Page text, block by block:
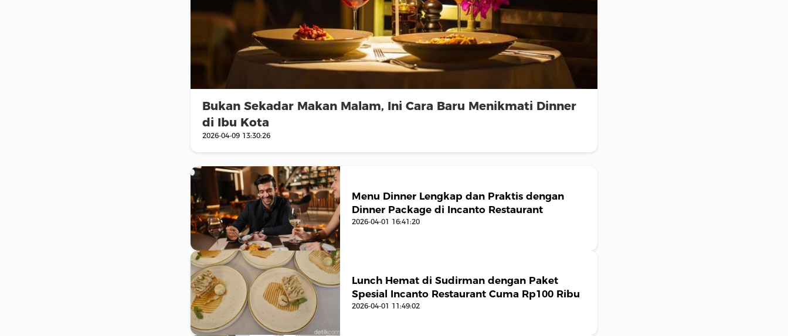
Bukan Sekadar Makan Malam, Ini Cara Baru Menikmati Dinner
di Ibu Kota
2026-04-09 13:30:26
Menu Dinner Lengkap dan Praktis dengan
Dinner Package di Incanto Restaurant
2026-04-01 16:41:20
Lunch Hemat di Sudirman dengan Paket
Spesial Incanto Restaurant Cuma Rp100 Ribu
2026-04-01 11:49:02